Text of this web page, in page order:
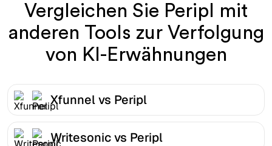
Vergleichen Sie Peripl mit
anderen Tools zur Verfolgung
von KI-Erwähnungen
Xfunnel vs Peripl
Writesonic vs Peripl